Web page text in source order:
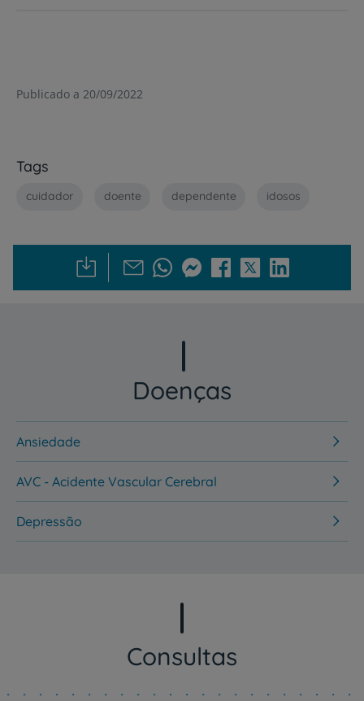
Publicado a 20/09/2022
Tags
cuidador doente dependente idosos
Doenças
Ansiedade
AVC - Acidente Vascular Cerebral
Depressão
Consultas